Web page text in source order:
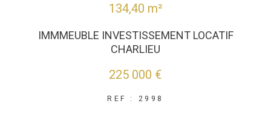
134,40 m²
IMMMEUBLE INVESTISSEMENT LOCATIF
CHARLIEU
225 000 €
REF : 2998